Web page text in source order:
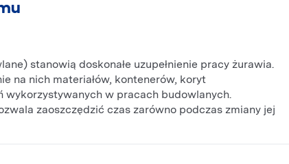
stanowią doskonałe uzupełnienie pracy żurawia.
na nich materiałów, kontenerów, koryt
wykorzystywanych w pracach budowlanych.
zaoszczędzić czas zarówno podczas zmiany jej